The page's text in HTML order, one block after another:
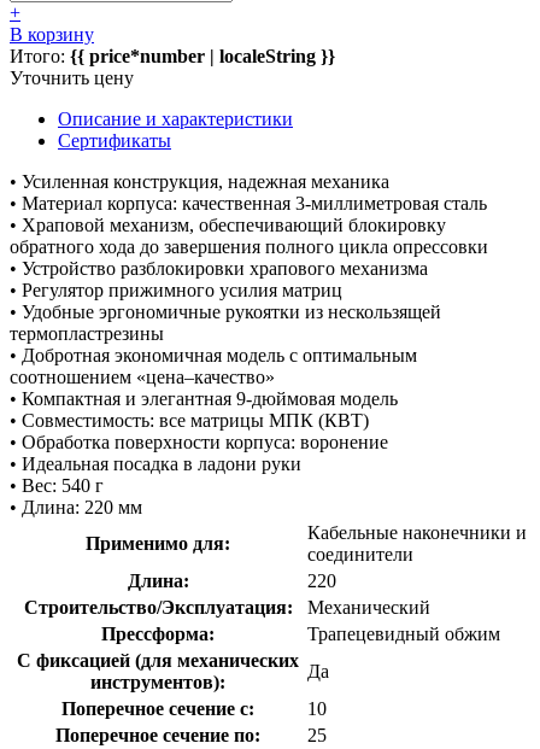
+
В корзину
Итого: {{ price*number | localeString }}
Уточнить цену
Описание и характеристики
Сертификаты
• Усиленная конструкция, надежная механика
• Материал корпуса: качественная 3-миллиметровая сталь
• Храповой механизм, обеспечивающий блокировку
обратного хода до завершения полного цикла опрессовки
• Устройство разблокировки храпового механизма
• Регулятор прижимного усилия матриц
• Удобные эргономичные рукоятки из нескользящей
термопластрезины
• Добротная экономичная модель с оптимальным
соотношением «цена–качество»
• Компактная и элегантная 9-дюймовая модель
• Совместимость: все матрицы МПК (КВТ)
• Обработка поверхности корпуса: воронение
• Идеальная посадка в ладони руки
• Вес: 540 г
• Длина: 220 мм
Применимо для:
Кабельные наконечники и
соединители
Длина:
220
Строительство/Эксплуатация:
Механический
Прессформа:
Трапецевидный обжим
С фиксацией (для механических
инструментов):
Да
Поперечное сечение с:
10
Поперечное сечение по:
25